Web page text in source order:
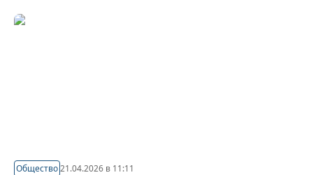
Общество21.04.2026 в 11:11